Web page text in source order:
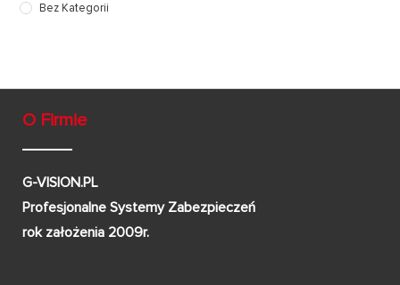
Bez Kategorii
O Firmie
G-VISION.PL
Profesjonalne Systemy Zabezpieczeń
rok założenia 2009r.